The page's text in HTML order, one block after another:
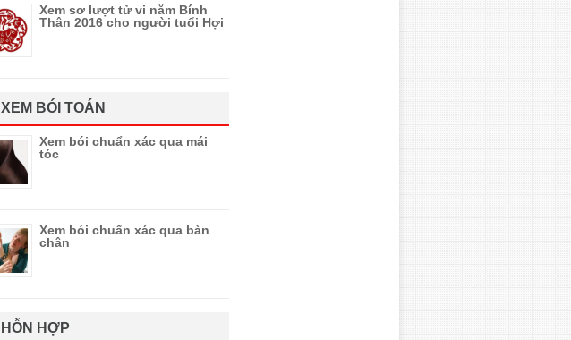
Xem sơ lượt tử vi năm Bính
Thân 2016 cho người tuổi Hợi
XEM BÓI TOÁN
Xem bói chuẩn xác qua mái
tóc
Xem bói chuẩn xác qua bàn
chân
HỖN HỢP